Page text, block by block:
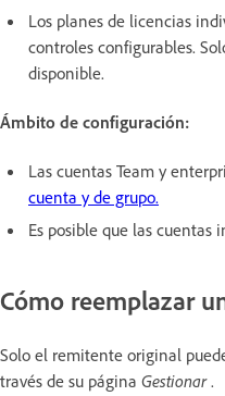
Los planes de licencias
controles configurables.
disponible.
Ámbito de configuración:
Las cuentas Team y
cuenta y de grupo.
Es posible que las
Cómo reemplazar
Solo el remitente original
través de su página Gestionar.